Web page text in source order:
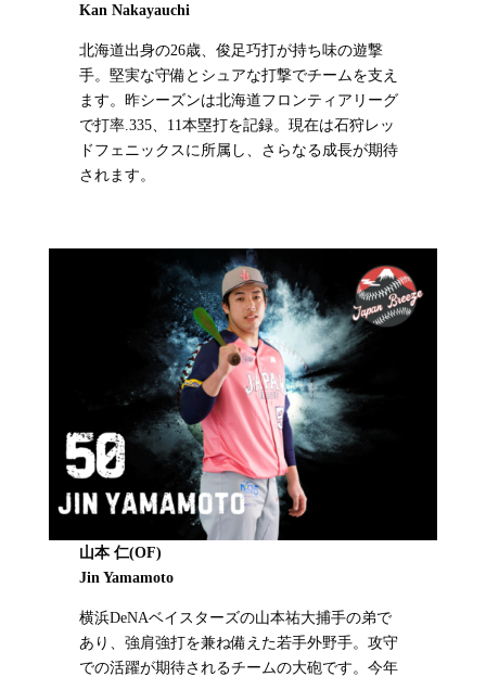
Kan Nakayauchi
北海道出身の26歳、俊足巧打が持ち味の遊撃
手。堅実な守備とシュアな打撃でチームを支え
ます。昨シーズンは北海道フロンティアリーグ
で打率.335、11本塁打を記録。現在は石狩レッ
ドフェニックスに所属し、さらなる成長が期待
されます。
山本 仁(OF)
Jin Yamamoto
横浜DeNAベイスターズの山本祐大捕手の弟で
あり、強肩強打を兼ね備えた若手外野手。攻守
での活躍が期待されるチームの大砲です。今年